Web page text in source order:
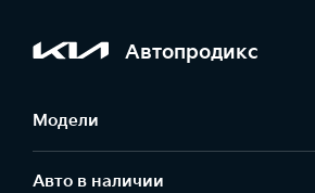
Автопродикс
Модели
Авто в наличии